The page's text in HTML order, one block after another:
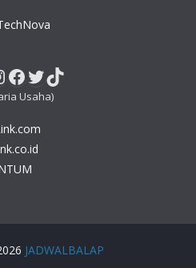
Facebook
Twitter
TikTok
Usaha)
JADWALBALAP